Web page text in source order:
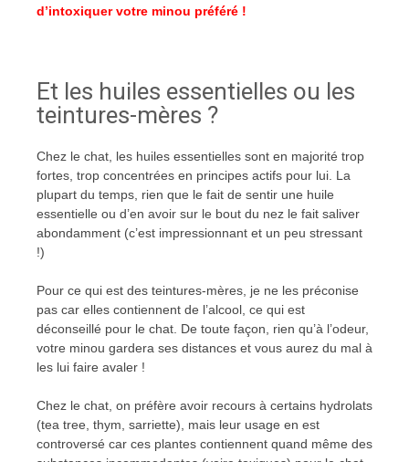
d’intoxiquer votre minou préféré !
Et les huiles essentielles ou les
teintures-mères ?
Chez le chat, les huiles essentielles sont en majorité trop
fortes, trop concentrées en principes actifs pour lui. La
plupart du temps, rien que le fait de sentir une huile
essentielle ou d’en avoir sur le bout du nez le fait saliver
abondamment (c’est impressionnant et un peu stressant
!)
Pour ce qui est des teintures-mères, je ne les préconise
pas car elles contiennent de l’alcool, ce qui est
déconseillé pour le chat. De toute façon, rien qu’à l’odeur,
votre minou gardera ses distances et vous aurez du mal à
les lui faire avaler !
Chez le chat, on préfère avoir recours à certains hydrolats
(tea tree, thym, sarriette), mais leur usage en est
controversé car ces plantes contiennent quand même des